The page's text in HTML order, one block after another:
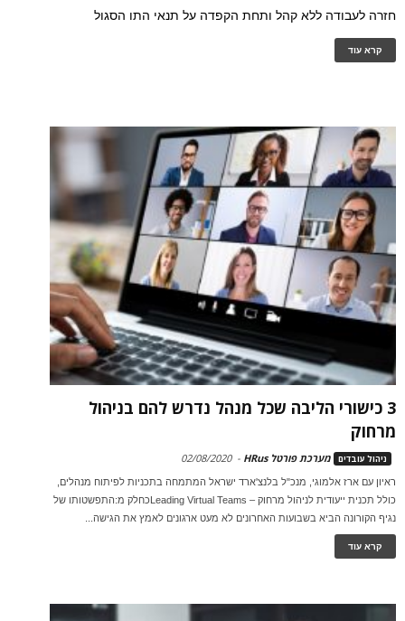
חזרה לעבודה ללא קהל ותחת הקפדה על תנאי התו הסגול
קרא עוד
3 כישורי הליבה שכל מנהל נדרש להם בניהול
מרחוק
ניהול עובדים מערכת פורטל HRus -
02/08/2020
ראיון עם ארז אלמוגי, מנכ"ל בלנצ'ארד ישראל המתמחה בתכניות לפיתוח מנהלים,
כולל תכנית ייעודית לניהול מרחוק – Leading Virtual Teamsכחלק מ:התפשטותו של
נגיף הקורונה הביא בשבועות האחרונים לא מעט ארגונים לאמץ את הגישה...
קרא עוד